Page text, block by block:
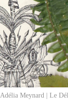
Adélia Meynard | Le